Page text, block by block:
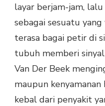
layar berjam-jam,
sebagai sesuatu
terasa bagai petir di
tubuh memberi sinyal
Van Der Beek
maupun
kebal dari penyakit